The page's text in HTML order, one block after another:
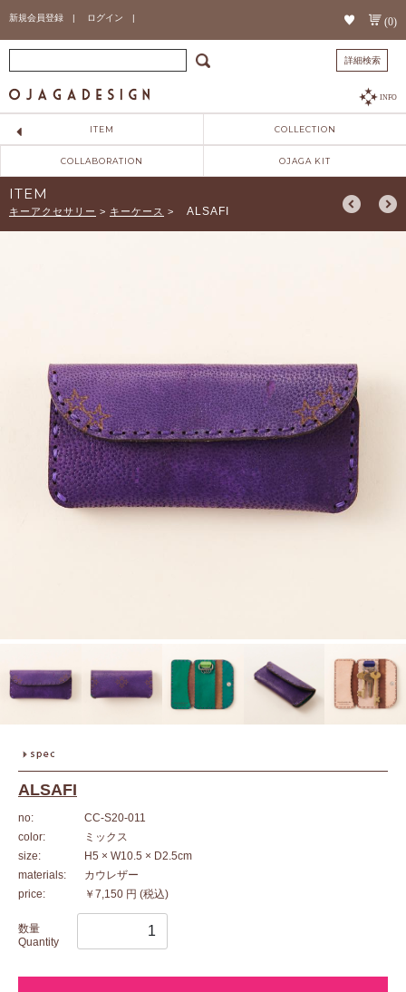
新規会員登録 | ログイン | (0)
詳細検索
INFO
ITEM COLLECTION
COLLABORATION OJAGA KIT
ITEM
キーアクセサリー > キーケース > ALSAFI
ALSAFI
no:
CC-S20-011
color:
ミックス
size:
H5 × W10.5 × D2.5cm
materials:
カウレザー
price:
￥7,150 円 (税込)
数量
Quantity